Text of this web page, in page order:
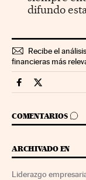
difundo
Recibe el
financieras más
Fortunas Cinco
Fortunas
COMENTARIOS
IR A LOS
ARCHIVADO EN
Liderazgo